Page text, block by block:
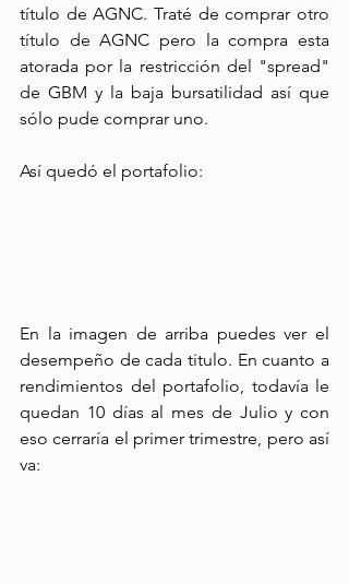
título de AGNC. Traté de comprar otro
título de AGNC pero la compra esta
atorada por la restricción del "spread"
de GBM y la baja bursatilidad así que
sólo pude comprar uno.
Así quedó el portafolio:
En la imagen de arriba puedes ver el
desempeño de cada titulo. En cuanto a
rendimientos del portafolio, todavía le
quedan 10 días al mes de Julio y con
eso cerraría el primer trimestre, pero así
va: